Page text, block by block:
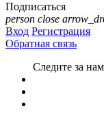
Подписаться
person close
Вход Регистрация
Обратная связь
Следите за